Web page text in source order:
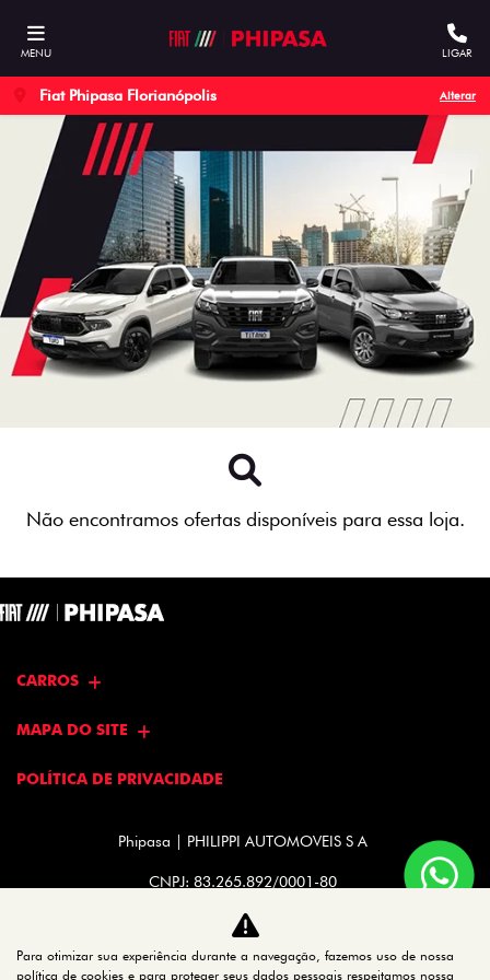
MENU LIGAR
Fiat Phipasa Florianópolis Alterar
Não encontramos ofertas disponíveis para essa loja.
CARROS
MAPA DO SITE
POLÍTICA DE PRIVACIDADE
Phipasa | PHILIPPI AUTOMOVEIS S A
CNPJ: 83.265.892/0001-80
Para otimizar sua experiência durante a navegação, fazemos uso de nossa
política de cookies e para proteger seus dados pessoais respeitamos nossa